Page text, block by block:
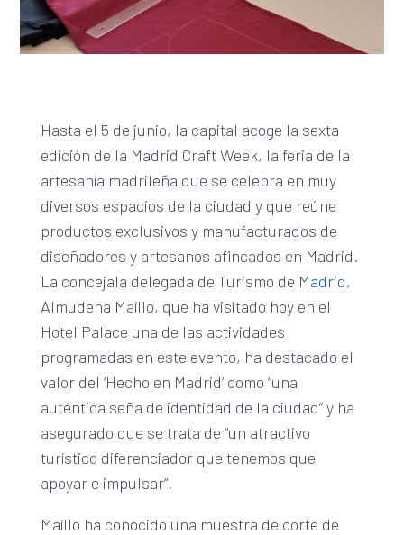
Hasta el 5 de junio, la capital acoge la sexta
edición de la Madrid Craft Week, la feria de la
artesanía madrileña que se celebra en muy
diversos espacios de la ciudad y que reúne
productos exclusivos y manufacturados de
diseñadores y artesanos afincados en Madrid.
La concejala delegada de Turismo de Madrid,
Almudena Maíllo, que ha visitado hoy en el
Hotel Palace una de las actividades
programadas en este evento, ha destacado el
valor del ‘Hecho en Madrid’ como “una
auténtica seña de identidad de la ciudad” y ha
asegurado que se trata de “un atractivo
turístico diferenciador que tenemos que
apoyar e impulsar”.
Maíllo ha conocido una muestra de corte de